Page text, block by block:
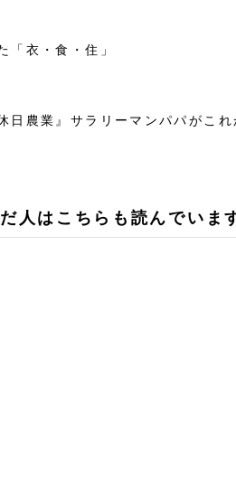
「衣・食・住」
日農業』サラリーマンパパがこ
人はこちらも読んでいま